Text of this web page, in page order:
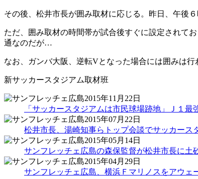
その後、松井市長が囲み取材に応じる。昨日、午後
ただ、囲み取材の時間帯が試合後すぐに設定されて
通なのだが…
なお、ガンバ大阪、逆転Vとなった場合には囲みは行
新サッカースタジアム取材班
2015年11月22日
「サッカースタジアムは市民球場跡地」Ｊ１
2015年07月22日
松井市長、湯崎知事らトップ会談でサッカー
2015年05月14日
サンフレッチェ広島の森保監督が松井市長に土
2015年04月29日
サンフレッチェ広島、横浜Ｆマリノスをアウェ